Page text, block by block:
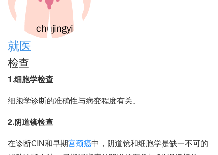
就医
检查
1.细胞学检查
细胞学诊断的准确性与病变程度有关。
2.阴道镜检查
在诊断CIN和早期宫颈癌中，阴道镜和细胞学是缺一不可的